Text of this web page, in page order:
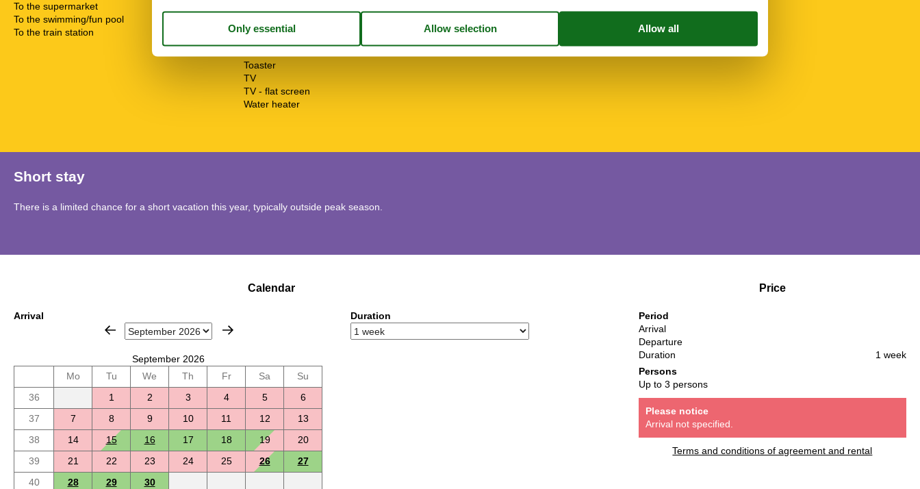
To the supermarket
To the swimming/fun pool
To the train station
Mikrowelle
Non-smokers
Toaster
TV
TV - flat screen
Water heater
Short stay
There is a limited chance for a short vacation this year, typically outside peak season.
Calendar
Arrival
September 2026
Mo
Tu We Th Fr Sa
Su
36
1 2 3 4 5
6
37
7 8 9 10 11 12
13
38
14 15 16 17 18 19
20
39
21 22 23 24 25 26
27
40
28 29
30
Duration
Price
Period
Arrival
Departure
Duration
1 week
Persons
Up to 3 persons
Please notice
Arrival not specified.
Terms and conditions of agreement and rental